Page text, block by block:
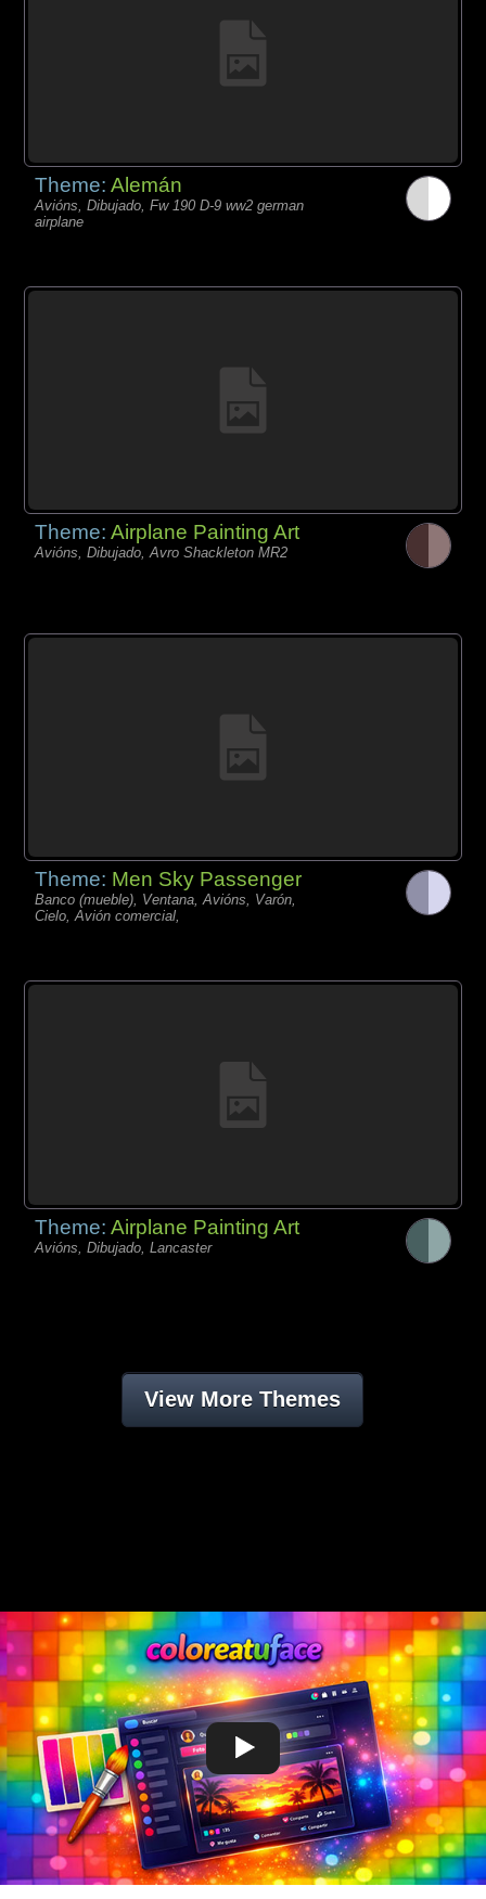
Theme:Alemán
Avións, Dibujado, Fw 190 D-9 ww2 german
airplane
Theme:Airplane Painting Art
Avións, Dibujado, Avro Shackleton MR2
Theme: Men Sky Passenger
Banco (mueble), Ventana, Avións, Varón,
Cielo, Avión comercial,
Theme:Airplane Painting Art
Avións, Dibujado, Lancaster
View More Themes